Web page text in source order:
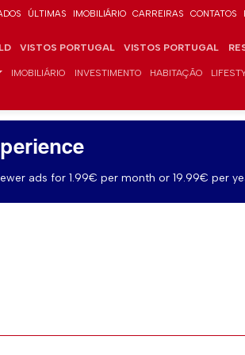
ÚLTIMAS IMOBILIÁRIO CARREIRAS CONTATOS
VISTOS PORTUGAL VISTOS PORTUGAL
IMOBILIÁRIO INVESTIMENTO HABITAÇÃO
ads for 1.99€ per month or 19.99€ per